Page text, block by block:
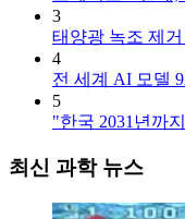
3
태양광 녹조 제
4
전 세계 AI 모델
5
"한국 2031년까
최신 과학 뉴스